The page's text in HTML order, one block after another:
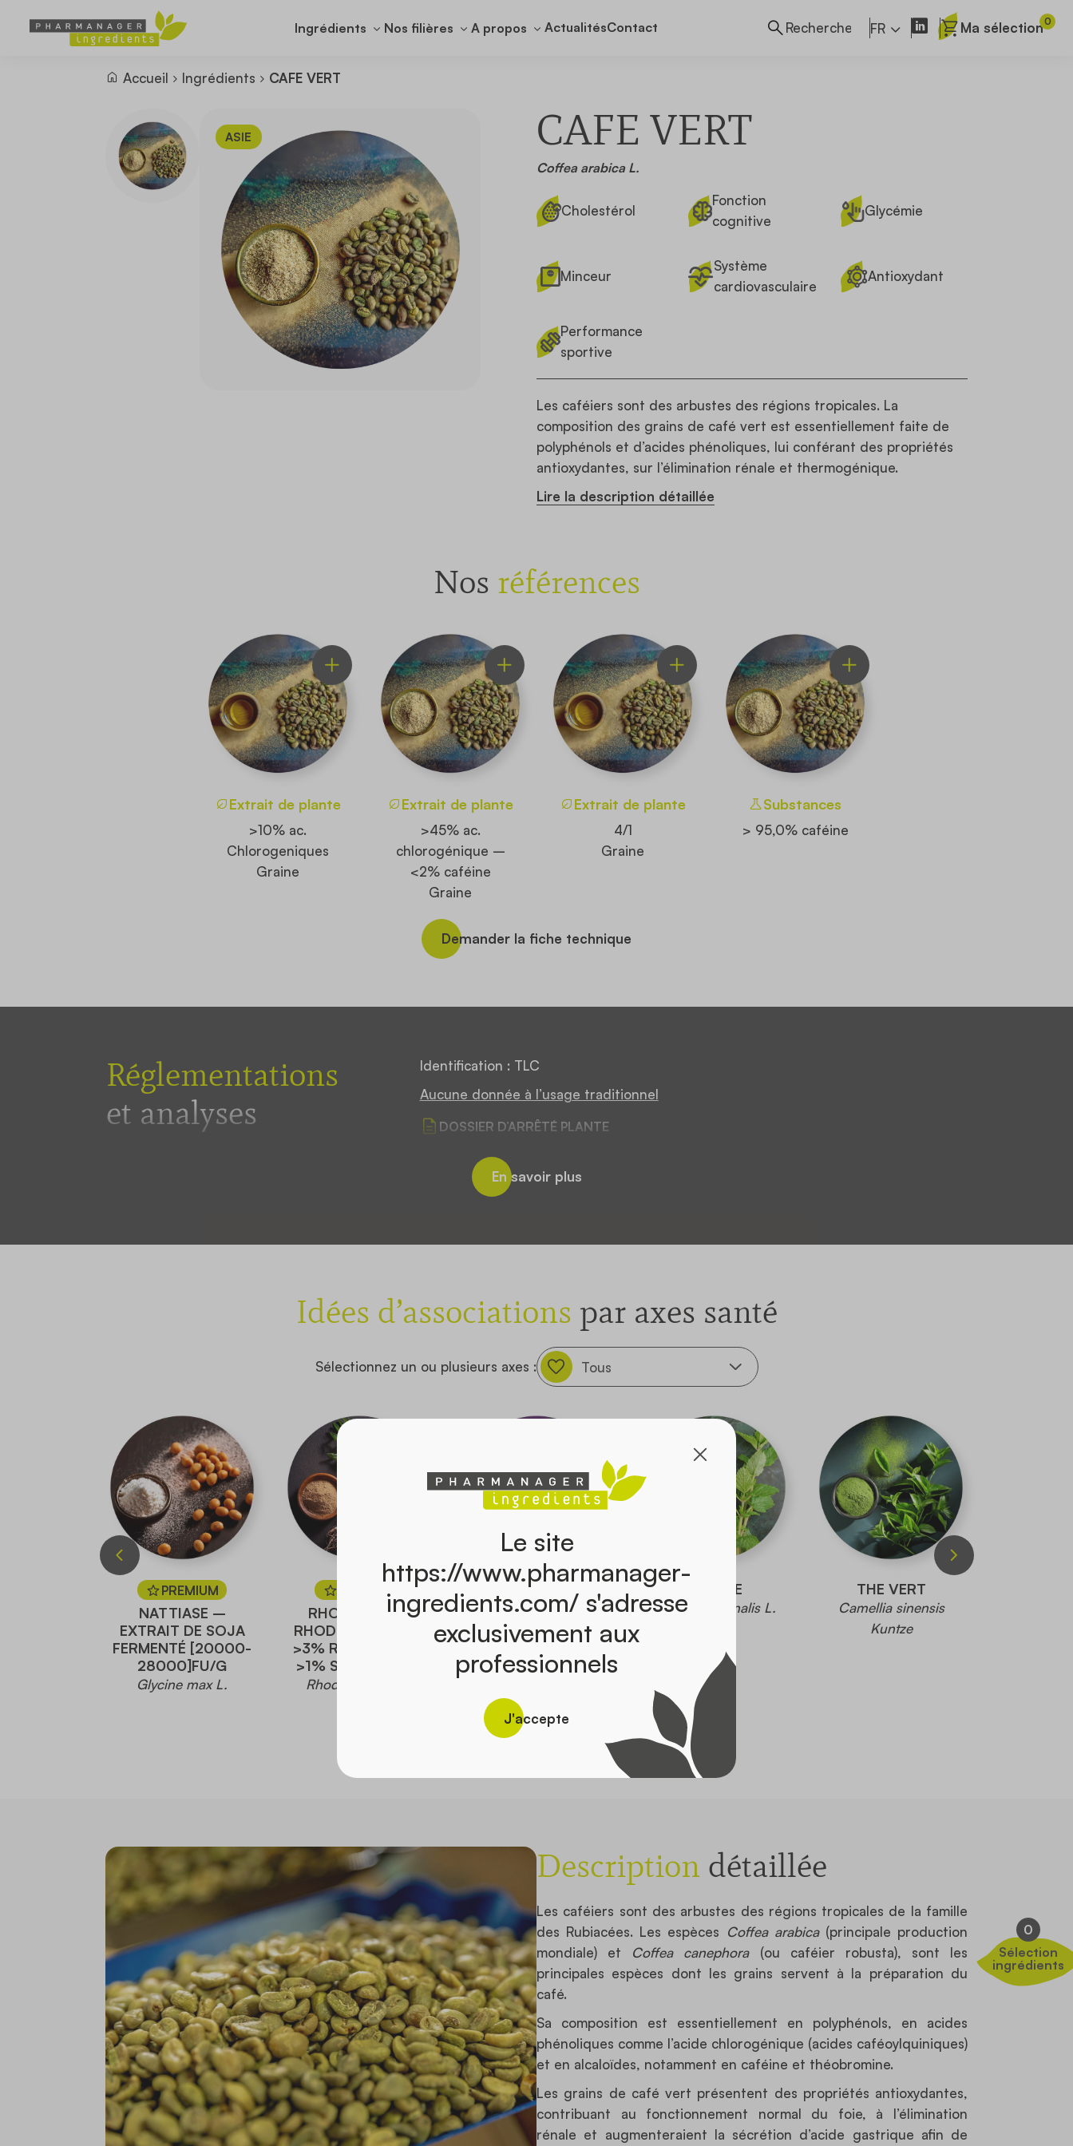
Ingrédients Nos filières A propos ActualitésContact FR Ma sélection0
0
Sélection
ingrédients
Accueil Ingrédients CAFE VERT
ASIE CAFE VERT
Coffea arabica L.
Cholestérol
Fonction
cognitive
Glycémie
Minceur
Système
cardiovasculaire
Antioxydant
Performance
sportive
Les caféiers sont des arbustes des régions tropicales. La
composition des grains de café vert est essentiellement faite de
polyphénols et d’acides phénoliques, lui conférant des propriétés
antioxydantes, sur l’élimination rénale et thermogénique.
Lire la description détaillée
Nos références
Extrait de plante
>10% ac.
Chlorogeniques
Graine
Extrait de plante
>45% ac.
chlorogénique –
<2% caféine
Graine
Extrait de plante
4/1
Graine
Substances
> 95,0% caféine
Demander la fiche technique
Réglementations
et analyses
Identification : TLC
Aucune donnée à l’usage traditionnel
DOSSIER D’ARRÊTÉ PLANTE
En savoir plus
Idées d’associations par axes santé
Sélectionnez un ou plusieurs axes :
PREMIUM
NATTIASE –
EXTRAIT DE SOJA
FERMENTÉ [20000-
28000]FU/G
Glycine max L.
PREMIUM
RHODIOZEN –
RHODIOLA RACINE
>3% ROSAVINES –
>1% SALIDROSIDE
Rhodiola rosea L.
RES’VINE – RAISIN
PEAU >5 %
RESVÉRATROL
Vitis vinifera L.
MELISSE
Melissa officinalis L.
THE VERT
Camellia sinensis
Kuntze
Découvrir tous nos ingrédients
Description détaillée
Les caféiers sont des arbustes des régions tropicales de la famille
des Rubiacées. Les espèces Coffea arabica(principale production
mondiale) et Coffea canephora(ou caféier robusta), sont les
principales espèces dont les grains servent à la préparation du
café.
Sa composition est essentiellement en polyphénols, en acides
phénoliques comme l’acide chlorogénique (acides caféoylquiniques)
et en alcaloïdes, notamment en caféine et théobromine.
Les grains de café vert présentent des propriétés antioxydantes,
contribuant au fonctionnement normal du foie, à l’élimination
rénale et augmenteraient la sécrétion d’acide gastrique afin de
Le site
https://www.pharmanager-
ingredients.com/ s'adresse
exclusivement aux
professionnels
J'accepte